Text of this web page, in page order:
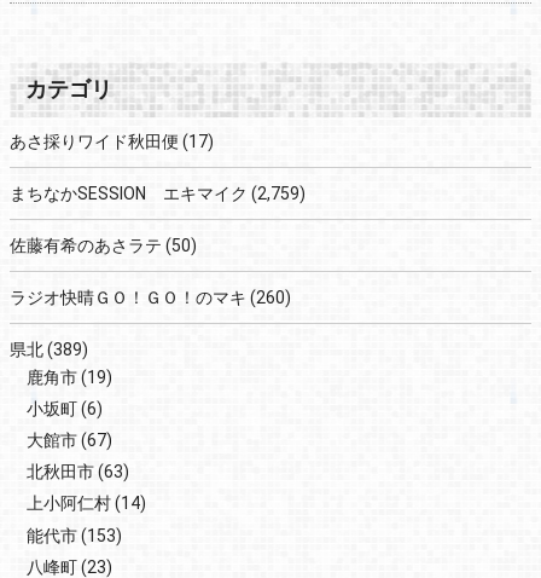
カテゴリ
あさ採りワイド秋田便 (17)
まちなかSESSION エキマイク (2,759)
佐藤有希のあさラテ (50)
ラジオ快晴ＧＯ！ＧＯ！のマキ (260)
県北(389)
鹿角市(19)
小坂町(6)
大館市(67)
北秋田市(63)
上小阿仁村(14)
能代市(153)
八峰町(23)